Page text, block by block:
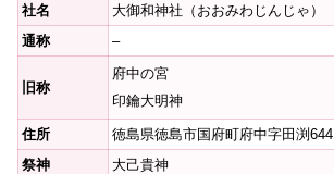
社名
大御和神社（おおみわじんじゃ）
通称
–
旧称
府中の宮
印鑰大明神
住所
徳島県徳島市国府町府中字田渕644
祭神
大己貴神